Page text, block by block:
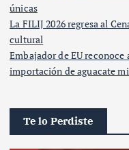
únicas
La FILIJ 2026 regresa al
cultural
Embajador de EU reconoce
importación de aguacate
Te lo Perdiste